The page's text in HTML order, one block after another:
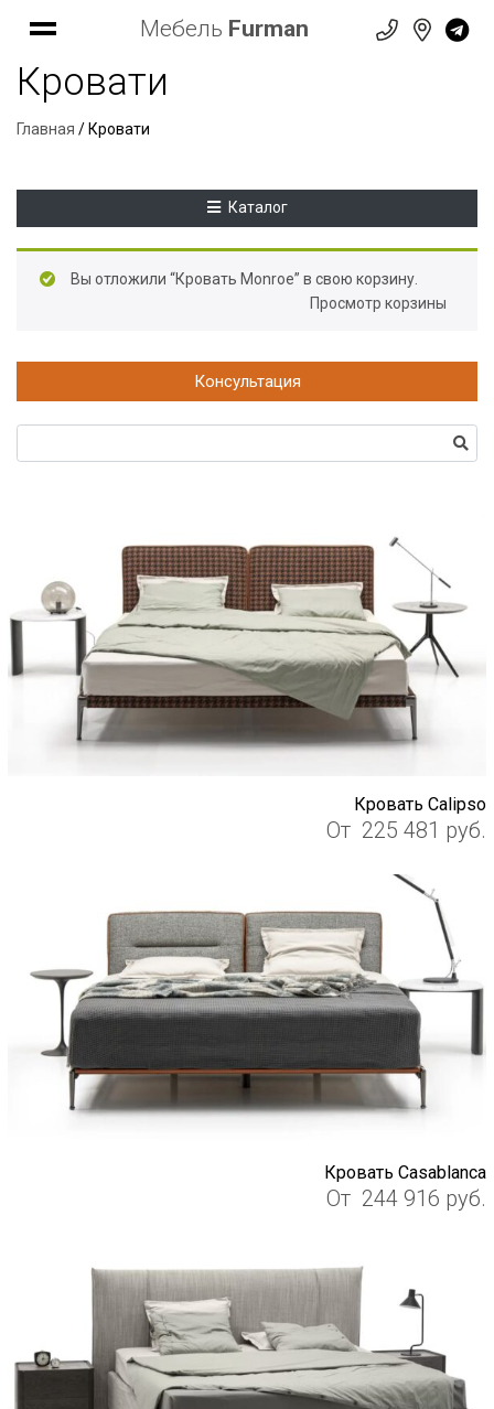
Мебель Furman
Кровати
Главная / Кровати
Каталог
Вы отложили “Кровать Monroe” в свою корзину.
Просмотр корзины
Консультация
Кровать Calipso
От 225 481 руб.
Кровать Casablanca
От 244 916 руб.